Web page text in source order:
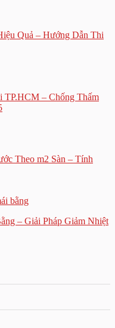
Quả – Hướng Dẫn Thi
TP.HCM – Chống Thấm
Theo m2 Sàn – Tính
– Giải Pháp Giảm Nhiệt